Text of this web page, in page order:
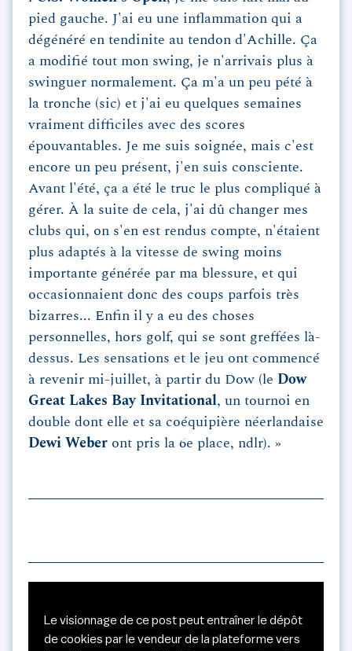
pied gauche. J'ai eu une inflammation qui a
dégénéré en tendinite au tendon d'Achille. Ça
a modifié tout mon swing, je n'arrivais plus à
swinguer normalement. Ça m'a un peu pété à
la tronche (sic) et j'ai eu quelques semaines
vraiment difficiles avec des scores
épouvantables. Je me suis soignée, mais c'est
encore un peu présent, j'en suis consciente.
Avant l'été, ça a été le truc le plus compliqué à
gérer. À la suite de cela, j'ai dû changer mes
clubs qui, on s'en est rendus compte, n'étaient
plus adaptés à la vitesse de swing moins
importante générée par ma blessure, et qui
occasionnaient donc des coups parfois très
bizarres... Enfin il y a eu des choses
personnelles, hors golf, qui se sont greffées là-
dessus. Les sensations et le jeu ont commencé
à revenir mi-juillet, à partir du Dow (le Dow
Great Lakes Bay Invitational, un tournoi en
double dont elle et sa coéquipière néerlandaise
Dewi Weber ont pris la 6e place, ndlr). »
Le visionnage de ce post peut entraîner le dépôt
de cookies par le vendeur de la plateforme vers